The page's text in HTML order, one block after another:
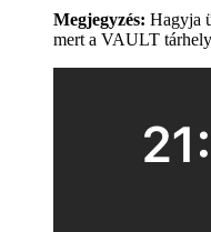
Megjegyzés: Hagyja
mert a VAULT